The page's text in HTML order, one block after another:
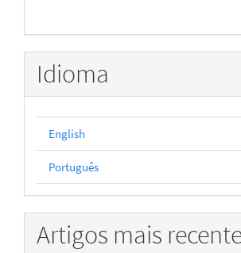
Idioma
English
Português
Artigos mais